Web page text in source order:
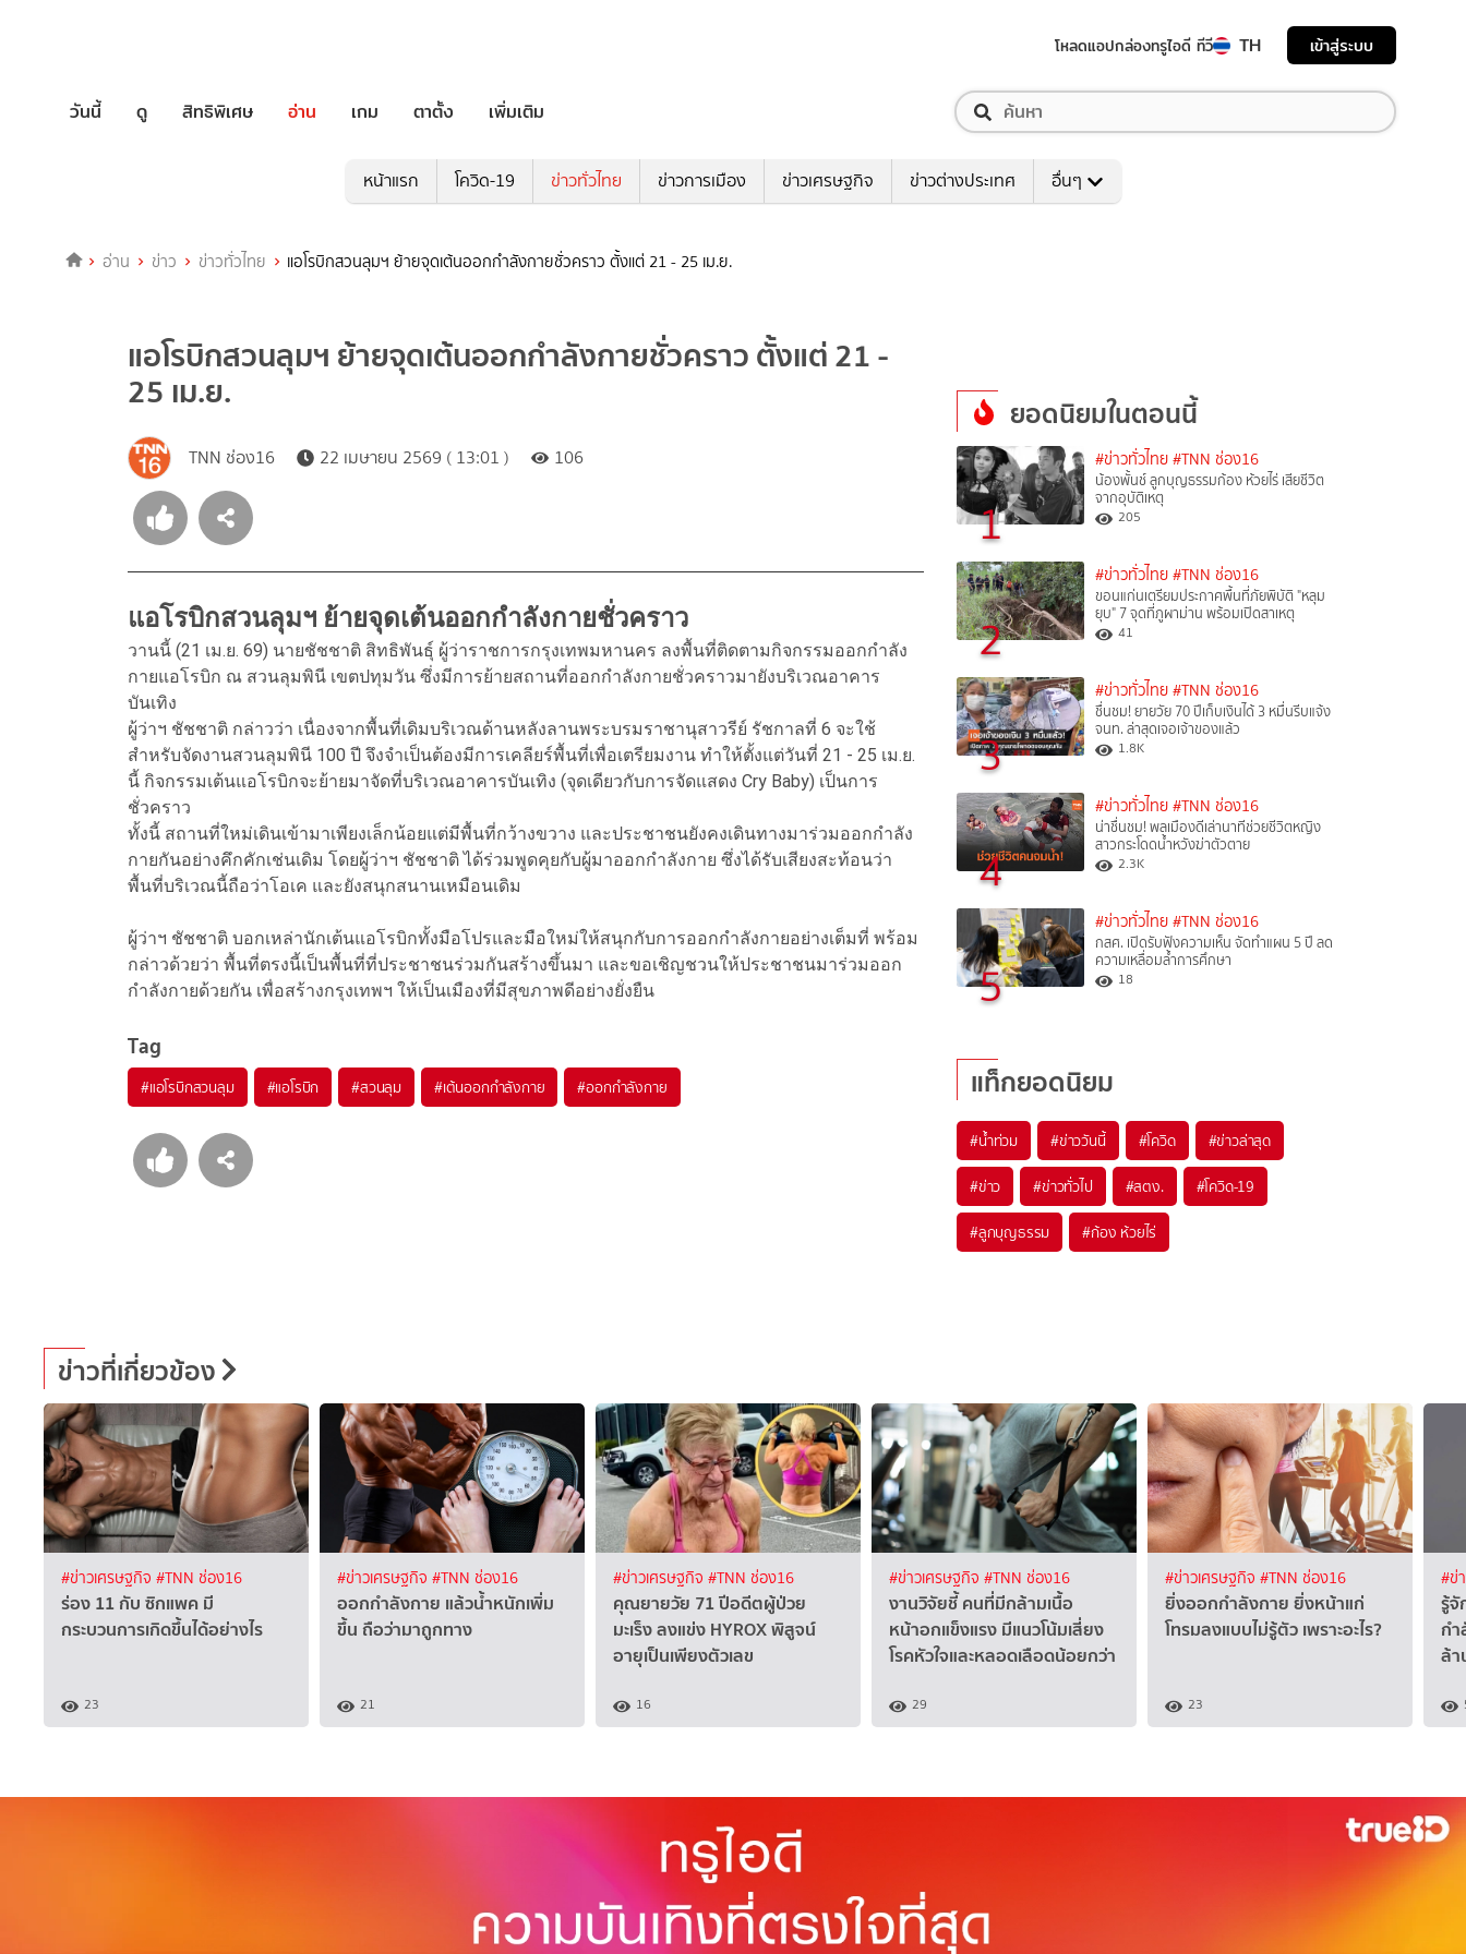
โหลดแอปกล่องทรูไอดี ทีวี TH เข้าสู่ระบบ
วันนี้ ดู สิทธิพิเศษ อ่าน เกม ตาตั้ง เพิ่มเติม
หน้าแรก โควิด-19 ข่าวทั่วไทย ข่าวการเมือง ข่าวเศรษฐกิจ ข่าวต่างประเทศ อื่นๆ
อ่าน ข่าว ข่าวทั่วไทย แอโรบิกสวนลุมฯ ย้ายจุดเต้นออกกำลังกายชั่วคราว ตั้งแต่ 21 - 25 เม.ย.
แอโรบิกสวนลุมฯ ย้ายจุดเต้นออกกำลังกายชั่วคราว ตั้งแต่ 21 -
25 เม.ย.
TNN ช่อง16 22 เมษายน 2569 ( 13:01 ) 106
แอโรบิกสวนลุมฯ ย้ายจุดเต้นออกกำลังกายชั่วคราว
วานนี้ (21 เม.ย. 69) นายชัชชาติ สิทธิพันธุ์ ผู้ว่าราชการกรุงเทพมหานคร ลงพื้นที่ติดตามกิจกรรมออกกำลัง
กายแอโรบิก ณ สวนลุมพินี เขตปทุมวัน ซึ่งมีการย้ายสถานที่ออกกำลังกายชั่วคราวมายังบริเวณอาคาร
บันเทิง
ผู้ว่าฯ ชัชชาติ กล่าวว่า เนื่องจากพื้นที่เดิมบริเวณด้านหลังลานพระบรมราชานุสาวรีย์ รัชกาลที่ 6 จะใช้
สำหรับจัดงานสวนลุมพินี 100 ปี จึงจำเป็นต้องมีการเคลียร์พื้นที่เพื่อเตรียมงาน ทำให้ตั้งแต่วันที่ 21 - 25 เม.ย.
นี้ กิจกรรมเต้นแอโรบิกจะย้ายมาจัดที่บริเวณอาคารบันเทิง (จุดเดียวกับการจัดแสดง Cry Baby) เป็นการ
ชั่วคราว
ทั้งนี้ สถานที่ใหม่เดินเข้ามาเพียงเล็กน้อยแต่มีพื้นที่กว้างขวาง และประชาชนยังคงเดินทางมาร่วมออกกำลัง
กายกันอย่างคึกคักเช่นเดิม โดยผู้ว่าฯ ชัชชาติ ได้ร่วมพูดคุยกับผู้มาออกกำลังกาย ซึ่งได้รับเสียงสะท้อนว่า
พื้นที่บริเวณนี้ถือว่าโอเค และยังสนุกสนานเหมือนเดิม
ผู้ว่าฯ ชัชชาติ บอกเหล่านักเต้นแอโรบิกทั้งมือโปรและมือใหม่ให้สนุกกับการออกกำลังกายอย่างเต็มที่ พร้อม
กล่าวด้วยว่า พื้นที่ตรงนี้เป็นพื้นที่ที่ประชาชนร่วมกันสร้างขึ้นมา และขอเชิญชวนให้ประชาชนมาร่วมออก
กำลังกายด้วยกัน เพื่อสร้างกรุงเทพฯ ให้เป็นเมืองที่มีสุขภาพดีอย่างยั่งยืน
Tag
#แอโรบิกสวนลุม #แอโรบิก #สวนลุม #เต้นออกกำลังกาย #ออกกำลังกาย
ยอดนิยมในตอนนี้
1
#ข่าวทั่วไทย #TNN ช่อง16
น้องพั้นช์ ลูกบุญธรรมก้อง ห้วยไร่ เสียชีวิต
จากอุบัติเหตุ
205
2
#ข่าวทั่วไทย #TNN ช่อง16
ขอนแก่นเตรียมประกาศพื้นที่ภัยพิบัติ "หลุม
ยุบ" 7 จุดที่ภูผาม่าน พร้อมเปิดสาเหตุ
41
3
#ข่าวทั่วไทย #TNN ช่อง16
ชื่นชม! ยายวัย 70 ปีเก็บเงินได้ 3 หมื่นรีบแจ้ง
จนท. ล่าสุดเจอเจ้าของแล้ว
1.8K
4
#ข่าวทั่วไทย #TNN ช่อง16
น่าชื่นชม! พลเมืองดีเล่านาทีช่วยชีวิตหญิง
สาวกระโดดน้ำหวังฆ่าตัวตาย
2.3K
5
#ข่าวทั่วไทย #TNN ช่อง16
กสศ. เปิดรับฟังความเห็น จัดทำแผน 5 ปี ลด
ความเหลื่อมล้ำการศึกษา
18
แท็กยอดนิยม
#น้ำท่วม #ข่าววันนี้ #โควิด #ข่าวล่าสุด
#ข่าว #ข่าวทั่วไป #สตง. #โควิด-19
#ลูกบุญธรรม #ก้อง ห้วยไร่
ข่าวที่เกี่ยวข้อง
#ข่าวเศรษฐกิจ #TNN ช่อง16
ร่อง 11 กับ ซิกแพค มี
กระบวนการเกิดขึ้นได้อย่างไร
23
#ข่าวเศรษฐกิจ #TNN ช่อง16
ออกกำลังกาย แล้วน้ำหนักเพิ่ม
ขึ้น ถือว่ามาถูกทาง
21
#ข่าวเศรษฐกิจ #TNN ช่อง16
คุณยายวัย 71 ปีอดีตผู้ป่วย
มะเร็ง ลงแข่ง HYROX พิสูจน์
อายุเป็นเพียงตัวเลข
16
#ข่าวเศรษฐกิจ #TNN ช่อง16
งานวิจัยชี้ คนที่มีกล้ามเนื้อ
หน้าอกแข็งแรง มีแนวโน้มเสี่ยง
โรคหัวใจและหลอดเลือดน้อยกว่า
29
#ข่าวเศรษฐกิจ #TNN ช่อง16
ยิ่งออกกำลังกาย ยิ่งหน้าแก่
โทรมลงแบบไม่รู้ตัว เพราะอะไร?
23
#ข่
รู้
กำ
ล้